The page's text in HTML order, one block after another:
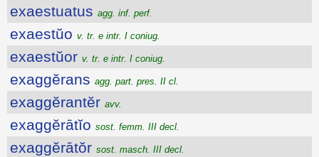
exaestuatus agg. inf. perf.
exaestŭo v. tr. e intr. I coniug.
exaestŭor v. tr. e intr. I coniug.
exaggĕrans agg. part. pres. II cl.
exaggĕrantĕr avv.
exaggĕrātĭo sost. femm. III decl.
exaggĕrātŏr sost. masch. III decl.